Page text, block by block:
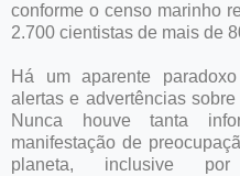
conforme o censo marinho
2.700 cientistas de mais de
Há um aparente
alertas e advertências
Nunca houve tanta
manifestação de
planeta, inclusive